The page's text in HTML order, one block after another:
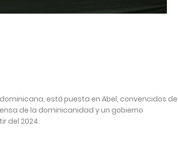
está puesta en Abel, convencidos de
de la dominicanidad y un gobierno
del 2024.